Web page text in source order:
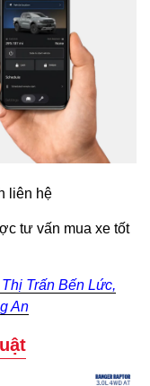
liên hệ
tư vấn mua xe tốt
Trấn Bến Lức,
An